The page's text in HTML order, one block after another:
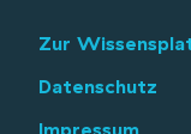
Zur
Datenschutz
Impressum